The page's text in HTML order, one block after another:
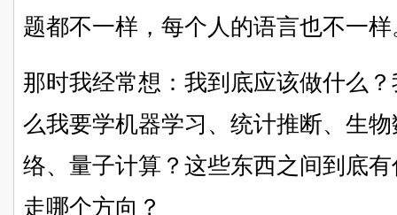
题都不一样，每个人的语言也不一样
那时我经常想：我到底应该做什么
么我要学机器学习、统计推断、生
络、量子计算？这些东西之间到底
走哪个方向？